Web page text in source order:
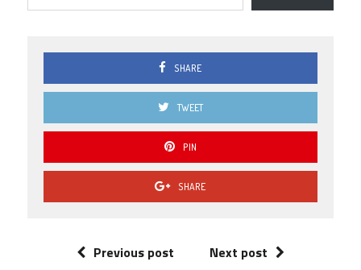
0 ( 0 % )
0 ( 0 % )
SHARE
TWEET
PIN
SHARE
Previous post Next post